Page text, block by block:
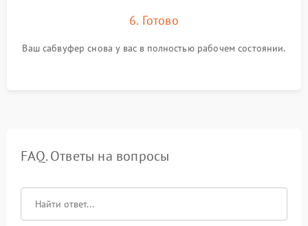
6. Готово
Ваш сабвуфер снова у вас в полностью рабочем состоянии.
FAQ. Ответы на вопросы